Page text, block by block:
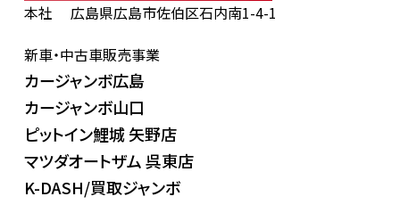
本社
広島県広島市佐伯区石内南1-4-1
新車・中古車販売事業
カージャンボ広島
カージャンボ山口
ピットイン鯉城 矢野店
マツダオートザム 呉東店
K-DASH/買取ジャンボ